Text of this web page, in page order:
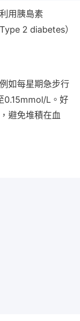
用胰島素
2 diabetes）
如每星期急步行
0.15mmol/L。好
避免堆積在血